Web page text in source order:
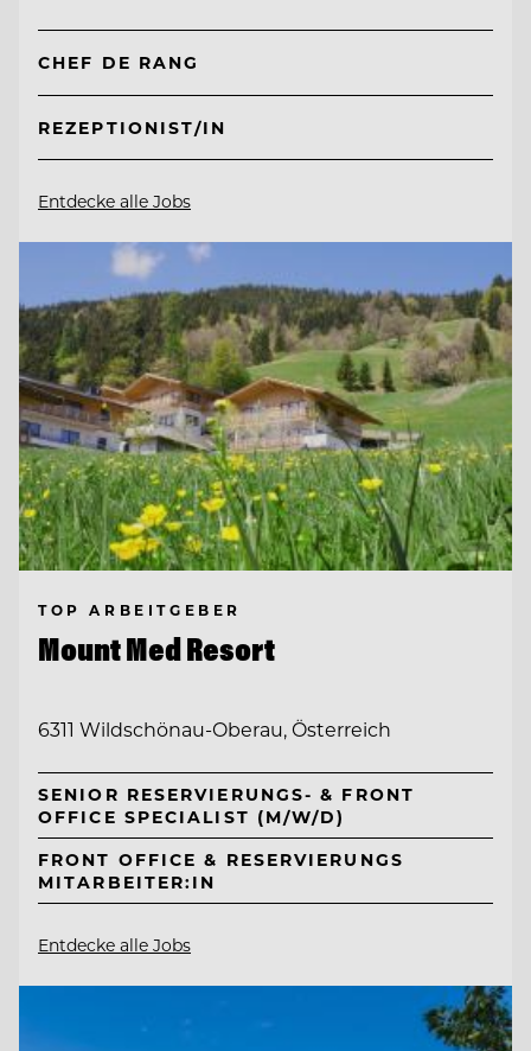
CHEF DE RANG
REZEPTIONIST/IN
Entdecke alle Jobs
TOP ARBEITGEBER
Mount Med Resort
6311 Wildschönau-Oberau, Österreich
SENIOR RESERVIERUNGS- & FRONT
OFFICE SPECIALIST (M/W/D)
FRONT OFFICE & RESERVIERUNGS
MITARBEITER:IN
Entdecke alle Jobs